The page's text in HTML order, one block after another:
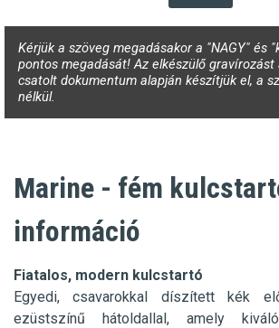
Kérjük a szöveg megadásakor a "NAGY" és
pontos megadását! Az elkészülő
csatolt dokumentum alapján készítjük el, a
nélkül.
Marine - fém
információ
Fiatalos, modern kulcstartó
Egyedi, csavarokkal díszített kék
ezüstszínű hátoldallal, amely